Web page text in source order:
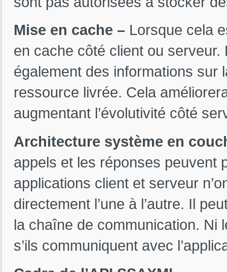
Mise en cache – Lorsque cela
en cache côté client ou
également des informations sur
ressource livrée. Cela
augmentant l’évolutivité côté
Architecture système en
appels et les réponses peuvent
applications client et serveur
directement l’une à l’autre. Il
la chaîne de communication. Ni
s’ils communiquent avec